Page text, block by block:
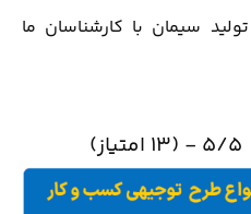
سیمان با کارشناسان ما
5/5 - (13 امتیاز)